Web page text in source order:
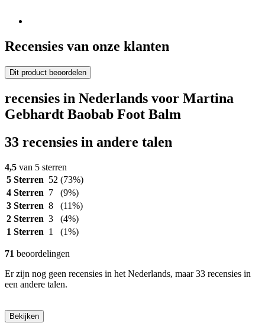
Recensies van onze klanten
Dit product beoordelen
recensies in Nederlands voor Martina
Gebhardt Baobab Foot Balm
33 recensies in andere talen
4,5 van 5 sterren
5 Sterren 52 (73%)
4 Sterren 7
(9%)
3 Sterren 8
(11%)
2 Sterren 3
(4%)
1 Sterren 1 (1%)
71 beoordelingen
Er zijn nog geen recensies in het Nederlands, maar 33 recensies in
een andere talen.
Bekijken